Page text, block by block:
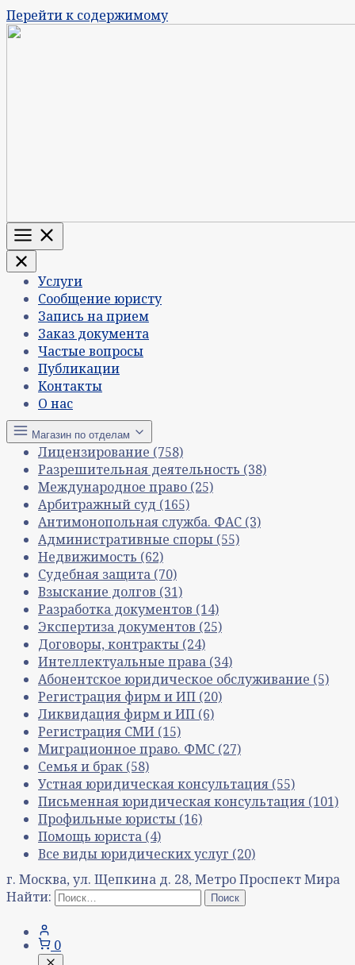
Перейти к содержимому
Меню
Услуги
Сообщение юристу
Запись на прием
Заказ документа
Частые вопросы
Публикации
Контакты
О нас
Магазин по отделам
Лицензирование (758)
Разрешительная деятельность (38)
Международное право (25)
Арбитражный суд (165)
Антимонопольная служба. ФАС (3)
Административные споры (55)
Недвижимость (62)
Судебная защита (70)
Взыскание долгов (31)
Разработка документов (14)
Экспертиза документов (25)
Договоры, контракты (24)
Интеллектуальные права (34)
Абонентское юридическое обслуживание (5)
Регистрация фирм и ИП (20)
Ликвидация фирм и ИП (6)
Регистрация СМИ (15)
Миграционное право. ФМС (27)
Семья и брак (58)
Устная юридическая консультация (55)
Письменная юридическая консультация (101)
Профильные юристы (16)
Помощь юриста (4)
Все виды юридических услуг (20)
г. Москва, ул. Щепкина д. 28, Метро Проспект Мира
Найти:
0